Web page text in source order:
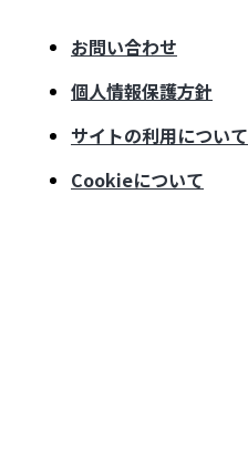
お問い合わせ
個人情報保護方針
サイトの利用について
Cookieについて